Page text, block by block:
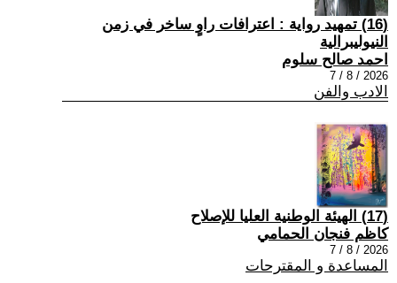
(16) تمهيد رواية : اعترافات راوٍ ساخر في زمن
النيوليبرالية
احمد صالح سلوم
2026 / 8 / 7
الادب والفن
(17) الهيئة الوطنية العليا للإصلاح
كاظم فنجان الحمامي
2026 / 8 / 7
المساعدة و المقترحات